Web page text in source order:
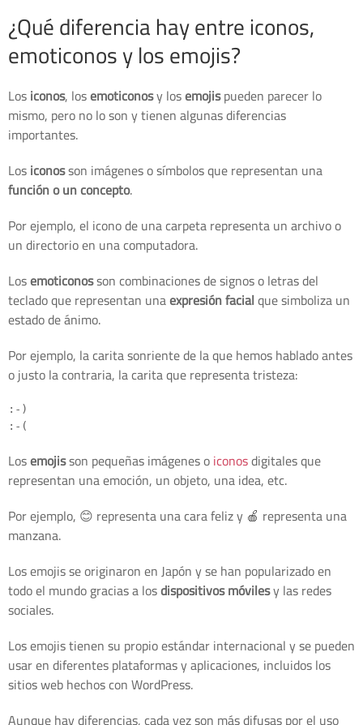
¿Qué diferencia hay entre iconos,
emoticonos y los emojis?
Losiconos, losemoticonosy losemojispueden parecer lo
mismo, pero no lo son y tienen algunas diferencias
importantes.
Losiconosson imágenes o símbolos que representan una
función o un concepto.
Por ejemplo, el icono de una carpeta representa un archivo o
un directorio en una computadora.
Losemoticonosson combinaciones de signos o letras del
teclado que representan unaexpresión facialque simboliza un
estado de ánimo.
Por ejemplo, la carita sonriente de la que hemos hablado antes
o justo la contraria, la carita que representa tristeza:
:-)
Losemojisson pequeñas imágenes oiconosdigitales que
representan una emoción, un objeto, una idea, etc.
Por ejemplo, 😊 representa una cara feliz y 🍎 representa una
manzana.
Los emojis se originaron en Japón y se han popularizado en
todo el mundo gracias a losdispositivos móvilesy las redes
sociales.
Los emojis tienen su propio estándar internacional y se pueden
usar en diferentes plataformas y aplicaciones, incluidos los
sitios web hechos con WordPress.
Aunque hay diferencias, cada vez son más difusas por el uso